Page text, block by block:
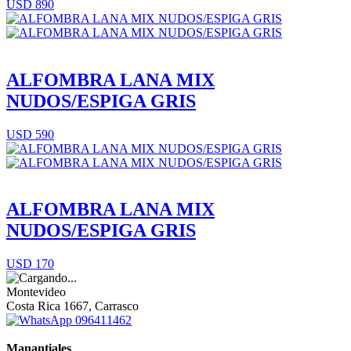
USD 890
ALFOMBRA LANA MIX
NUDOS/ESPIGA GRIS
USD 590
ALFOMBRA LANA MIX
NUDOS/ESPIGA GRIS
USD 170
Montevideo
Costa Rica 1667, Carrasco
096411462